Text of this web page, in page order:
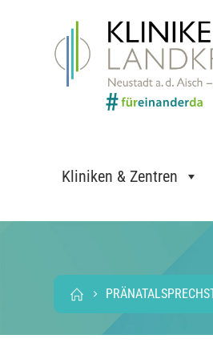
Kliniken & Zentren